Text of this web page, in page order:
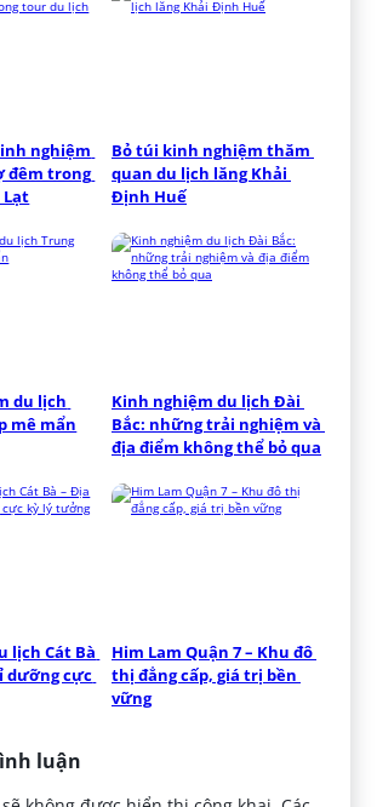
nghiệm
đêm trong
Bỏ túi kinh nghiệm thăm
quan du lịch lăng Khải
Định Huế
du lịch
mê mẩn
Kinh nghiệm du lịch Đài
Bắc: những trải nghiệm và
địa điểm không thể bỏ qua
lịch Cát Bà
dưỡng cực
Him Lam Quận 7 – Khu đô
thị đẳng cấp, giá trị bền
vững
luận